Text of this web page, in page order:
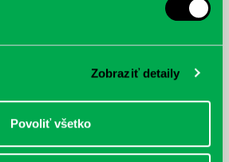
Zobraziť detaily
Povoliť všetko